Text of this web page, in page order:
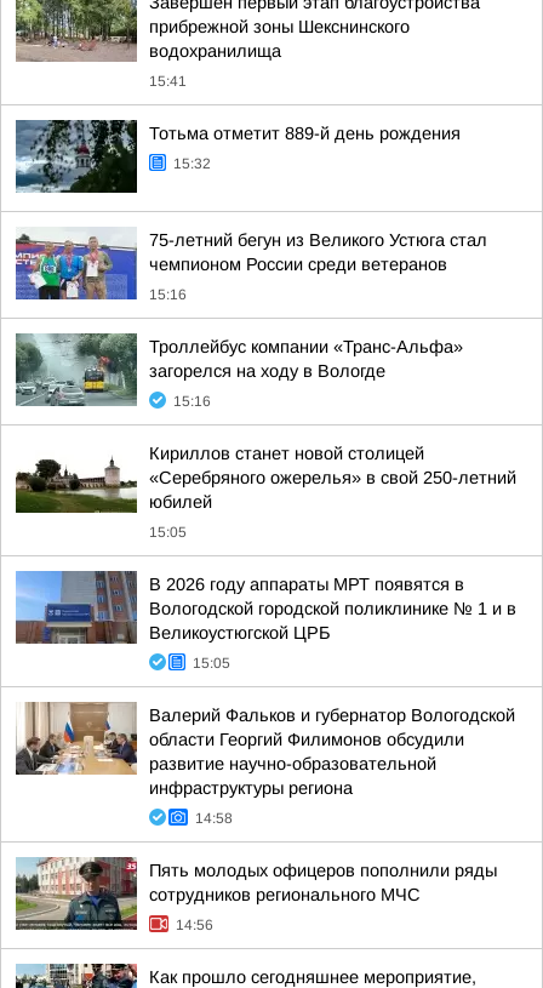
прибрежной зоны Шекснинского
водохранилища
15:41
Тотьма отметит 889-й день рождения
15:32
75-летний бегун из Великого Устюга стал
чемпионом России среди ветеранов
15:16
Троллейбус компании «Транс-Альфа»
загорелся на ходу в Вологде
15:16
Кириллов станет новой столицей
«Серебряного ожерелья» в свой 250-летний
юбилей
15:05
В 2026 году аппараты МРТ появятся в
Вологодской городской поликлинике № 1 и в
Великоустюгской ЦРБ
15:05
Валерий Фальков и губернатор Вологодской
области Георгий Филимонов обсудили
развитие научно-образовательной
инфраструктуры региона
14:58
Пять молодых офицеров пополнили ряды
сотрудников регионального МЧС
14:56
Как прошло сегодняшнее мероприятие,